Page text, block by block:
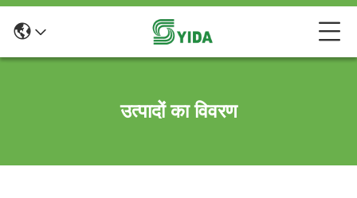
उत्पादों का विवरण